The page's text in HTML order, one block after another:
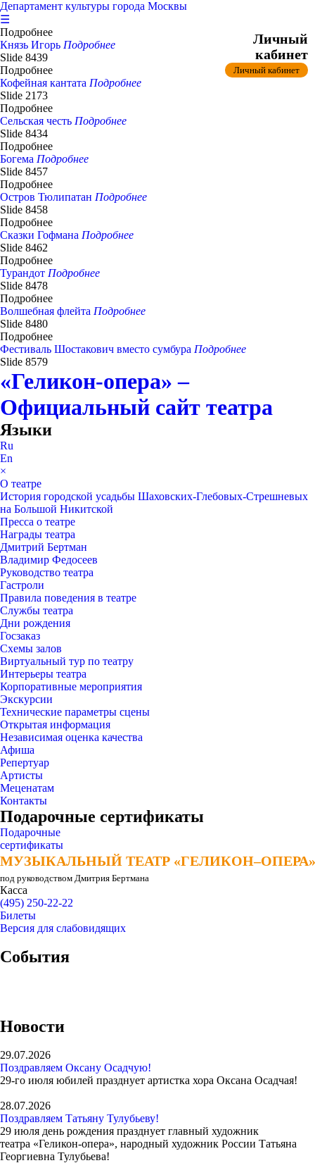
Департамент культуры города Москвы
☰
Подробнее
Князь Игорь Подробнее
Slide 8439
Подробнее
Кофейная кантата Подробнее
Slide 2173
Подробнее
Сельская честь Подробнее
Slide 8434
Подробнее
Богема Подробнее
Slide 8457
Подробнее
Остров Тюлипатан Подробнее
Slide 8458
Подробнее
Сказки Гофмана Подробнее
Slide 8462
Подробнее
Турандот Подробнее
Slide 8478
Подробнее
Волшебная флейта Подробнее
Slide 8480
Подробнее
Фестиваль Шостакович вместо сумбура Подробнее
Slide 8579
«Геликон-опера» –
Официальный сайт театра
Языки
Ru
En
×
О театре
История городской усадьбы Шаховских-Глебовых-Стрешневых
на Большой Никитской
Пресса о театре
Награды театра
Дмитрий Бертман
Владимир Федосеев
Руководство театра
Гастроли
Правила поведения в театре
Службы театра
Дни рождения
Госзаказ
Схемы залов
Виртуальный тур по театру
Интерьеры театра
Корпоративные мероприятия
Экскурсии
Технические параметры сцены
Открытая информация
Независимая оценка качества
Афиша
Репертуар
Артисты
Меценатам
Контакты
Подарочные сертификаты
Подарочные
сертификаты
МУЗЫКАЛЬНЫЙ ТЕАТР «ГЕЛИКОН–ОПЕРА»
МУЗЫКАЛЬНЫЙ ТЕАТР «ГЕЛИКОН–ОПЕРА»
под руководством Дмитрия Бертмана
Касса
(495) 250-22-22
Личный
кабинет
Личный кабинет
Билеты
Версия для слабовидящих
События
Новости
29.07.2026
Поздравляем Оксану Осадчую!
29-го июля юбилей празднует артистка хора Оксана Осадчая!
28.07.2026
Поздравляем Татьяну Тулубьеву!
29 июля день рождения празднует главный художник
театра «Геликон-опера», народный художник России Татьяна
Георгиевна Тулубьева!